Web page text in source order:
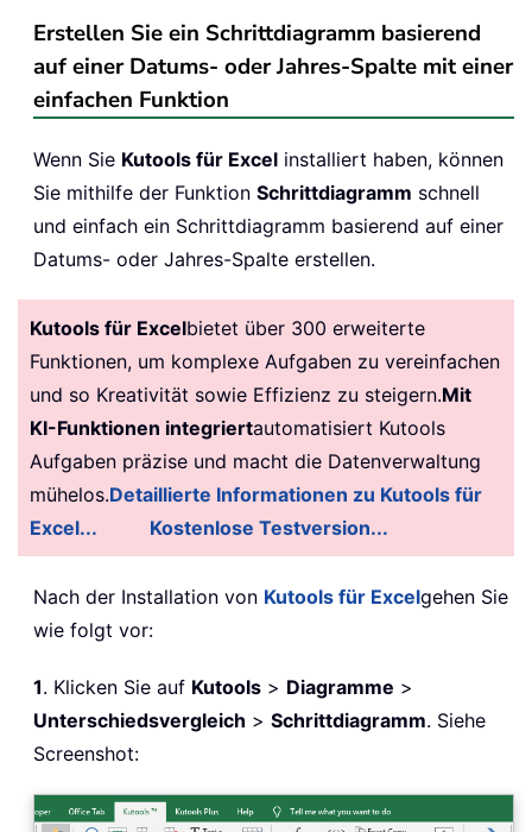
Erstellen Sie ein Schrittdiagramm basierend
auf einer Datums- oder Jahres-Spalte mit einer
einfachen Funktion
Wenn Sie Kutools für Excel installiert haben, können
Sie mithilfe der Funktion Schrittdiagramm schnell
und einfach ein Schrittdiagramm basierend auf einer
Datums- oder Jahres-Spalte erstellen.
Kutools für Excelbietet über 300 erweiterte
Funktionen, um komplexe Aufgaben zu vereinfachen
und so Kreativität sowie Effizienz zu steigern.Mit
KI-Funktionen integriertautomatisiert Kutools
Aufgaben präzise und macht die Datenverwaltung
mühelos.Detaillierte Informationen zu Kutools für
Excel...
Kostenlose Testversion...
Nach der Installation von Kutools für Excelgehen Sie
wie folgt vor:
1. Klicken Sie auf Kutools > Diagramme >
Unterschiedsvergleich > Schrittdiagramm. Siehe
Screenshot: